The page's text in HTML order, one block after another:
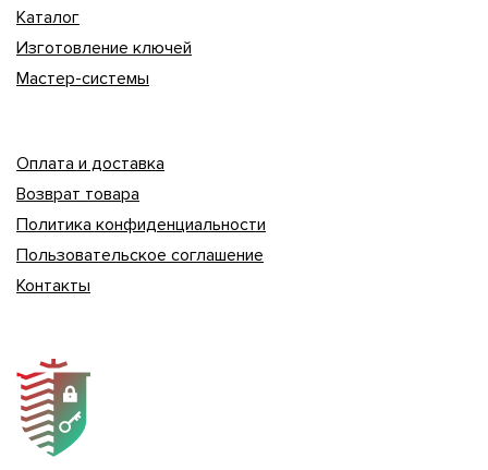
Каталог
Изготовление ключей
Мастер-системы
Оплата и доставка
Возврат товара
Политика конфиденциальности
Пользовательское соглашение
Контакты